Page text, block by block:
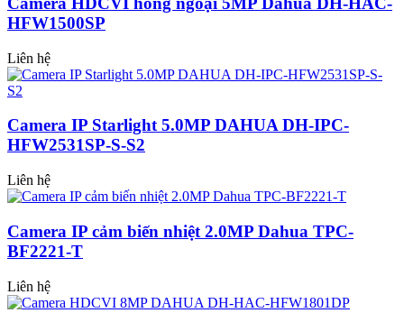
HFW1500SP
Liên hệ
Camera IP Starlight 5.0MP DAHUA DH-IPC-
HFW2531SP-S-S2
Liên hệ
Camera IP cảm biến nhiệt 2.0MP Dahua TPC-
BF2221-T
Liên hệ